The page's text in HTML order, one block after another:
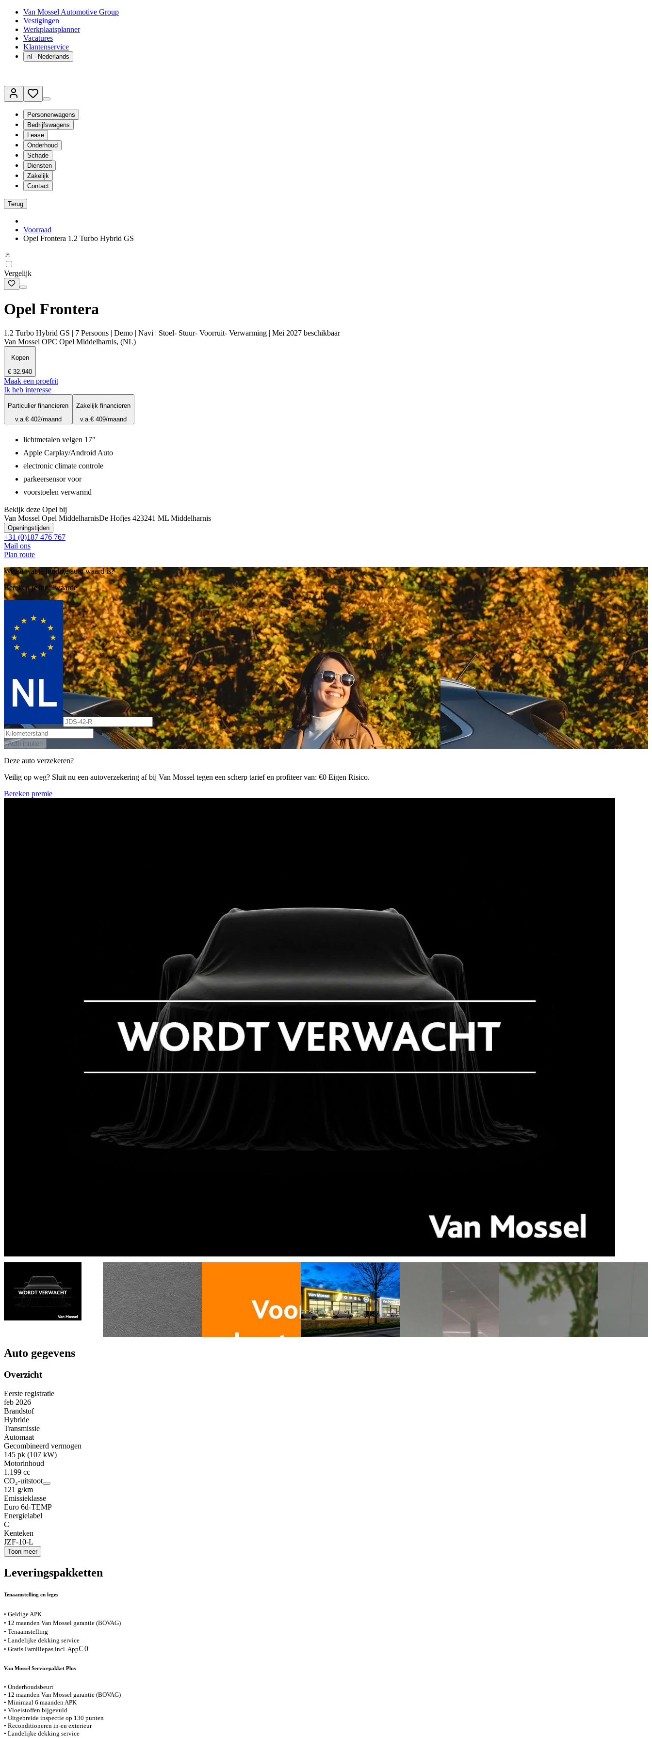
Van Mossel Automotive Group
Vestigingen
Werkplaatsplanner
Vacatures
Klantenservice
nl - Nederlands
Personenwagens
Bedrijfswagens
Lease
Onderhoud
Schade
Diensten
Zakelijk
Contact
Terug
Voorraad
Opel Frontera 1.2 Turbo Hybrid GS
Vergelijk
Opel Frontera
1.2 Turbo Hybrid GS | 7 Persoons | Demo | Navi | Stoel- Stuur- Voorruit- Verwarming | Mei 2027 beschikbaar
Van Mossel OPC Opel Middelharnis, (NL)
Kopen
€ 32.940
Maak een proefrit
Ik heb interesse
Particulier financieren
v.a.€ 402/maand
Zakelijk financieren
v.a.€ 409/maand
lichtmetalen velgen 17"
Apple Carplay/Android Auto
electronic climate controle
parkeersensor voor
voorstoelen verwarmd
Bekijk deze Opel bij
Van Mossel Opel MiddelharnisDe Hofjes 423241 ML Middelharnis
Openingstijden
+31 (0)187 476 767
Mail ons
Plan route
Weten wat je huidige auto waard is?
Bereken je inruilwaarde
Auto inruilen
Deze auto verzekeren?
Veilig op weg? Sluit nu een autoverzekering af bij Van Mossel tegen een scherp tarief en profiteer van: €0 Eigen Risico.
Bereken premie
Auto gegevens
Overzicht
Eerste registratie
feb 2026
Brandstof
Hybride
Transmissie
Automaat
Gecombineerd vermogen
145 pk (107 kW)
Motorinhoud
1.199 cc
CO₂-uitstoot
121 g/km
Emissieklasse
Euro 6d-TEMP
Energielabel
C
Kenteken
JZF-10-L
Toon meer
Leveringspakketten
Tenaamstelling en leges
• Geldige APK
• 12 maanden Van Mossel garantie (BOVAG)
• Tenaamstelling
• Landelijke dekking service
• Gratis Familiepas incl. App€ 0
Van Mossel Servicepakket Plus
• Onderhoudsbeurt
• 12 maanden Van Mossel garantie (BOVAG)
• Minimaal 6 maanden APK
• Vloeistoffen bijgevuld
• Uitgebreide inspectie op 130 punten
• Reconditioneren in-en exterieur
• Landelijke dekking service